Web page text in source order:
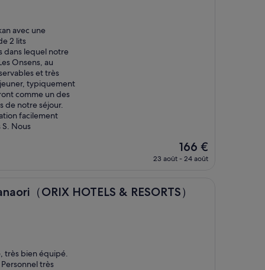
avec une
2 lits
dans lequel notre
Onsens, au
et très
typiquement
comme un des
de notre séjour.
facilement
Nous
Le
nouveau
de
166 €
166 €
23 août - 24 août
（ORIX HOTELS & RESORTS）
HOTELS & RESORTS）
très bien équipé.
très